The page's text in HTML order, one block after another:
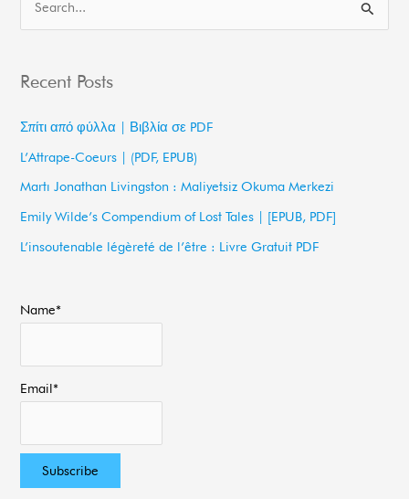
r
r
:
Recent Posts
Σπίτι από φύλλα | Βιβλία σε PDF
L’Attrape-Coeurs | (PDF, EPUB)
Martı Jonathan Livingston : Maliyetsiz Okuma Merkezi
Emily Wilde’s Compendium of Lost Tales | [EPUB, PDF]
L’insoutenable légèreté de l’être : Livre Gratuit PDF
Name*
Email*